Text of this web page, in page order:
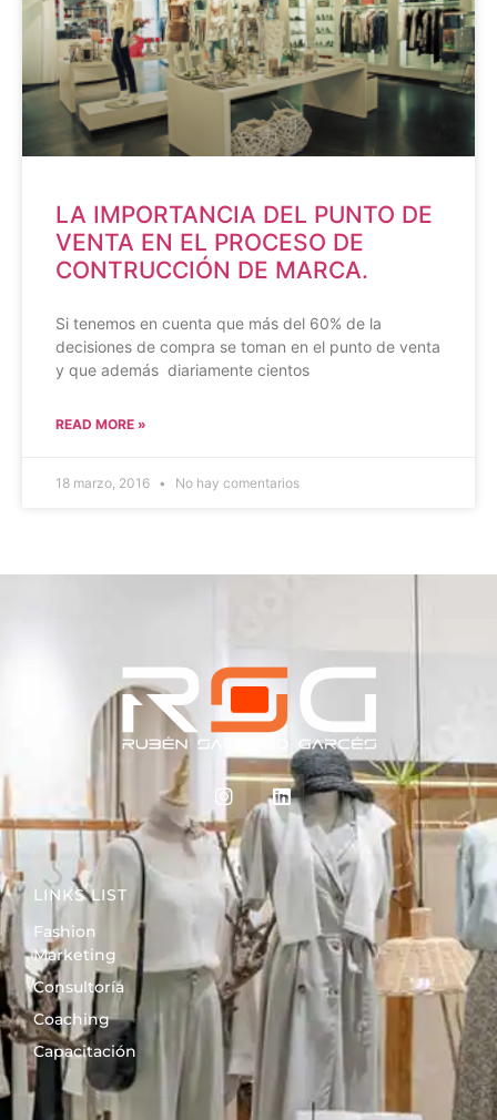
LA IMPORTANCIA DEL PUNTO DE
VENTA EN EL PROCESO DE
CONTRUCCIÓN DE MARCA.
Si tenemos en cuenta que más del 60% de la
decisiones de compra se toman en el punto de venta
y que además diariamente cientos
READ MORE »
18 marzo, 2016 No hay comentarios
LINKS LIST
Fashion
Marketing
Consultoría
Coaching
Capacitación